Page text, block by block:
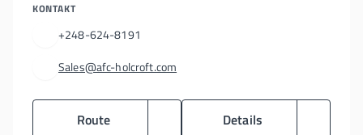
KONTAKT
+248-624-8191
Sales@afc-holcroft.com
Route Details